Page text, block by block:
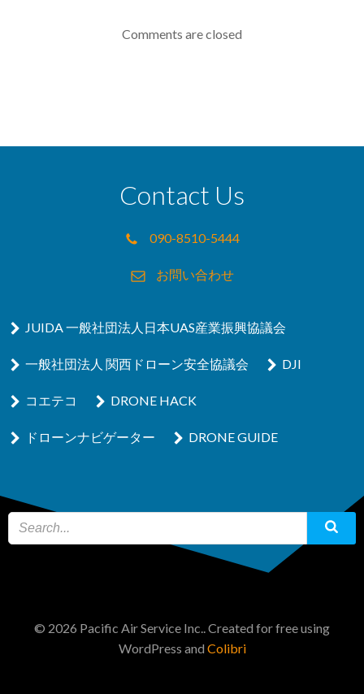
Comments are closed
Contact Us
090-8510-5444
お問い合わせ
JUIDA 一般社団法人日本UAS産業振興協議会
一般社団法人 関西ドローン安全協議会 DJI
コエテコ DRONE HACK
ドローンナビゲーター DRONE GUIDE
© 2026 Pacific Air Service Inc.. Created for free using
WordPress and Colibri